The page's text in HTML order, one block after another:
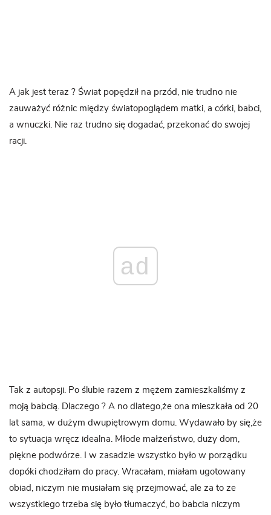
A jak jest teraz ? Świat popędził na przód, nie trudno nie
zauważyć różnic między światopoglądem matki, a córki, babci,
a wnuczki. Nie raz trudno się dogadać, przekonać do swojej
racji.
ad
Tak z autopsji. Po ślubie razem z mężem zamieszkaliśmy z
moją babcią. Dlaczego ? A no dlatego,że ona mieszkała od 20
lat sama, w dużym dwupiętrowym domu. Wydawało by się,że
to sytuacja wręcz idealna. Młode małżeństwo, duży dom,
piękne podwórze. I w zasadzie wszystko było w porządku
dopóki chodziłam do pracy. Wracałam, miałam ugotowany
obiad, niczym nie musiałam się przejmować, ale za to ze
wszystkiego trzeba się było tłumaczyć, bo babcia niczym